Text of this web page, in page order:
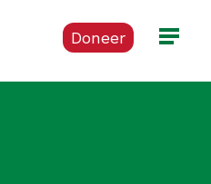
Doneer